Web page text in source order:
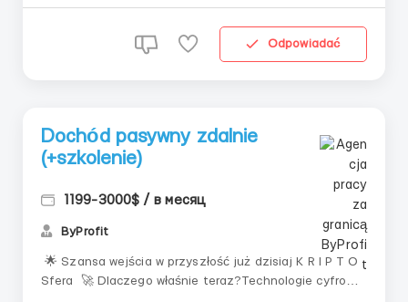
Odpowiadać
Dochód pasywny zdalnie
(+szkolenie)
1199-3000$ / в месяц
ByProfit
🌟 Szansa wejścia w przyszłość już dzisiaj K R I P T O
Sfera 🚀 Dlaczego właśnie teraz?Technologie cyfrowe